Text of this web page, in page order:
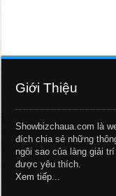
Giới Thiệu
Showbizchaua.com là
đích chia sẻ những
ngôi sao của làng giải
được yêu thích.
Xem tiếp...